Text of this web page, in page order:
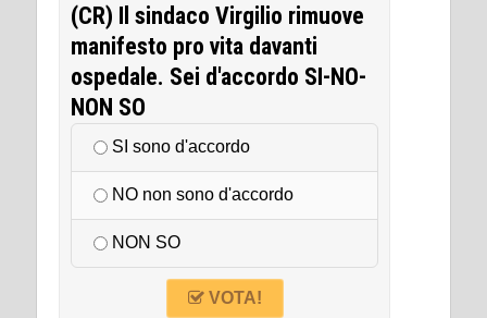
(CR) Il sindaco Virgilio rimuove
manifesto pro vita davanti
ospedale. Sei d'accordo SI-NO-
NON SO
SI sono d'accordo
NO non sono d'accordo
NON SO
VOTA!